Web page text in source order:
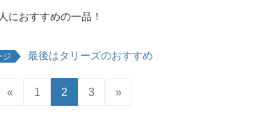
におすすめの一品！
ジ 最後はタリーズのおすすめ
« 1 2 3 »